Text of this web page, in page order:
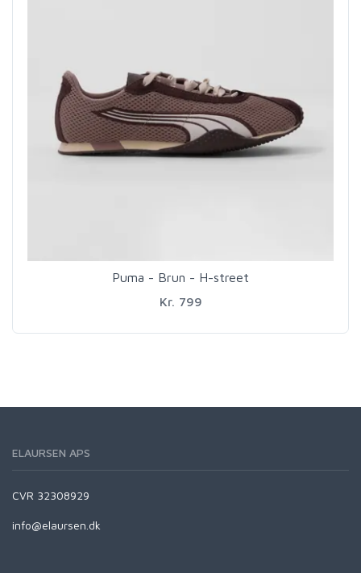
Puma - Brun - H-street
Kr. 799
ELAURSEN APS
CVR 32308929
info@elaursen.dk